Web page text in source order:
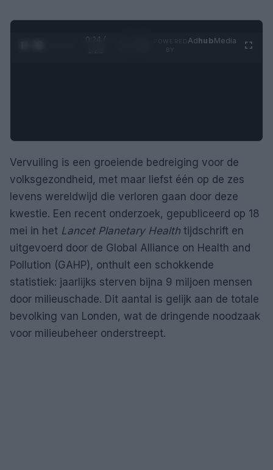
0:25 /
AdhubMedia
Vervuiling is een groeiende bedreiging voor de
volksgezondheid, met maar liefst één op de zes
levens wereldwijd die verloren gaan door deze
kwestie. Een recent onderzoek, gepubliceerd op 18
mei in het Lancet Planetary Health tijdschrift en
uitgevoerd door de Global Alliance on Health and
Pollution (GAHP), onthult een schokkende
statistiek: jaarlijks sterven bijna 9 miljoen mensen
door milieuschade. Dit aantal is gelijk aan de totale
bevolking van Londen, wat de dringende noodzaak
voor milieubeheer onderstreept.